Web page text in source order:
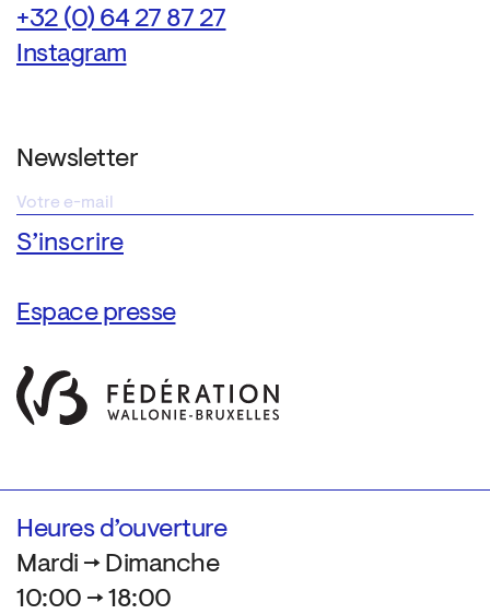
+32 (0) 64 27 87 27
Instagram
Newsletter
Espace presse
Heures d’ouverture
Mardi → Dimanche
10:00 → 18:00